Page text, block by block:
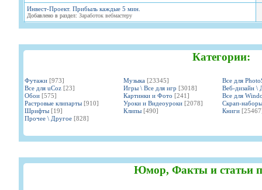
Инвест-Проект. Прибыль каждые 5 мин.
Добавлено в раздел: Заработок вебмастеру
Категории:
Футажи [973] Музыка [23345]
Все для
Все для uCoz [23] Игры \ Все для игр [3018]
Веб-дизайн \
Обои [575] Картинки и Фото [241]
Все для
Растровые клипарты [910] Уроки и Видеоуроки [2078]
Скрап-наборы
Шрифты [19] Клипы [490] Книги
Прочее \ Другое [828]
Юмор, Факты и статьи